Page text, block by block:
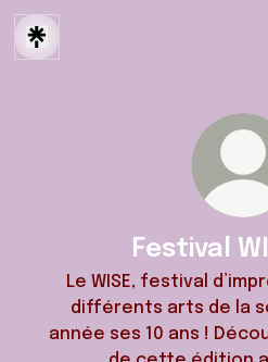
Festival
Le WISE, festival
différents arts de la
année ses 10 ans !